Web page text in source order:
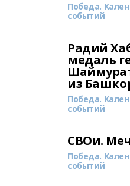
Победа.
событий
Радий
медаль
из
Победа.
событий
СВОи. Меч
Победа.
событий